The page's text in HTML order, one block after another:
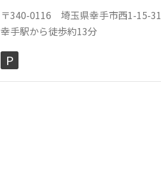
〒340-0116 埼玉県幸手市西1-15-31
幸手駅から徒歩約13分
P